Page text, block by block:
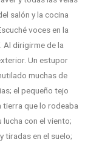
salón y la cocina
voces en la
Al dirigirme de la
Un estupor
muchas de
el pequeño tejo
tierra que lo rodeaba
con el viento;
tiradas en el suelo;